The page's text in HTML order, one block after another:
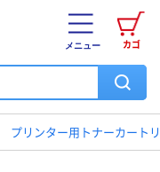
カゴ
メニュー
プリンター用トナーカート